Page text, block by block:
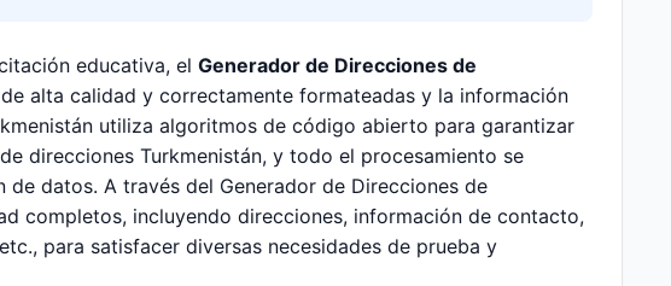
educativa, el Generador de Direcciones de
alta calidad y correctamente formateadas y la información
utiliza algoritmos de código abierto para garantizar
direcciones Turkmenistán, y todo el procesamiento se
datos. A través del Generador de Direcciones de
completos, incluyendo direcciones, información de contacto,
para satisfacer diversas necesidades de prueba y